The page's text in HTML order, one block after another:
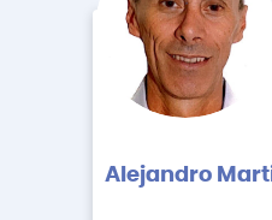
Alejandro